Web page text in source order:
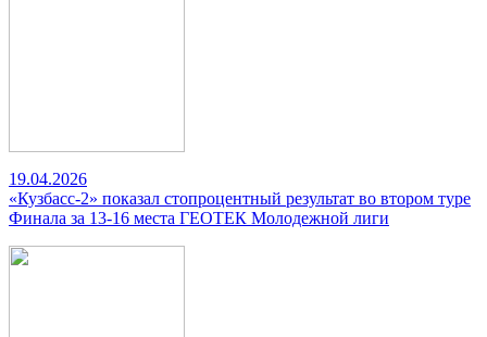
19.04.2026
«Кузбасс-2» показал стопроцентный результат во втором туре
Финала за 13-16 места ГЕОТЕК Молодежной лиги